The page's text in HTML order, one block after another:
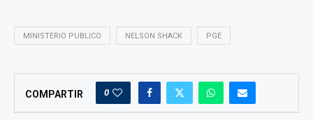
MINISTERIO PUBLICO NELSON SHACK PGE
COMPARTIR 0